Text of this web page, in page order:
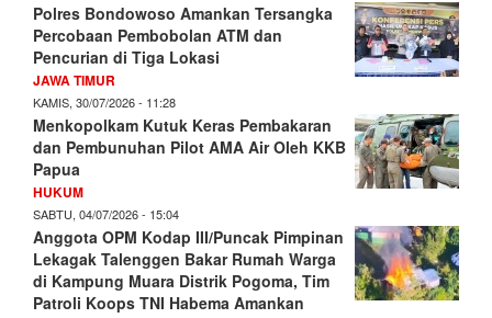
Polres Bondowoso Amankan Tersangka
Percobaan Pembobolan ATM dan
Pencurian di Tiga Lokasi
JAWA TIMUR
KAMIS, 30/07/2026 - 11:28
Menkopolkam Kutuk Keras Pembakaran
dan Pembunuhan Pilot AMA Air Oleh KKB
Papua
HUKUM
SABTU, 04/07/2026 - 15:04
Anggota OPM Kodap III/Puncak Pimpinan
Lekagak Talenggen Bakar Rumah Warga
di Kampung Muara Distrik Pogoma, Tim
Patroli Koops TNI Habema Amankan